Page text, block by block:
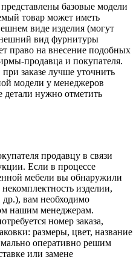
базовые модели
товар может иметь
виде изделия (могут
вид фурнитуры
право на внесение подобных
продавца и покупателя.
заказе лучше уточнить
модели у менеджеров
детали нужно отметить
продавцу в связи
Если в процессе
мебели вы обнаружили
изделии,
вам необходимо
нашим менеджерам.
номер заказа,
размеры, цвет, название
оперативно решим
или замене